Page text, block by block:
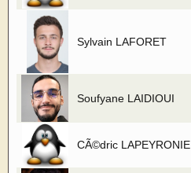
Sylvain LAFORET
Soufyane LAIDIOUI
CÃ©dric LAPEYRONIE